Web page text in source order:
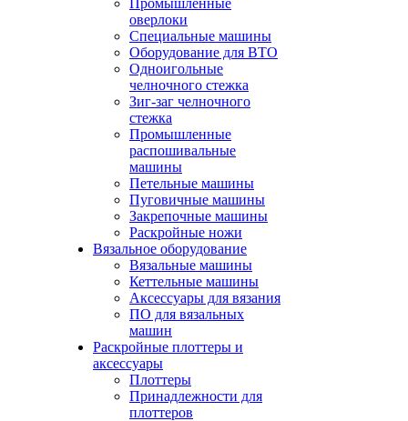
Промышленные
оверлоки
Специальные машины
Оборудование для ВТО
Одноигольные
челночного стежка
Зиг-заг челночного
стежка
Промышленные
распошивальные
машины
Петельные машины
Пуговичные машины
Закрепочные машины
Раскройные ножи
Вязальное оборудование
Вязальные машины
Кеттельные машины
Аксессуары для вязания
ПО для вязальных
машин
Раскройные плоттеры и
аксессуары
Плоттеры
Принадлежности для
плоттеров